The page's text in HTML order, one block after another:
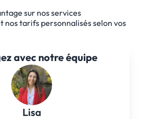
sur nos services
nos tarifs personnalisés selon vos
avec notre équipe
Lisa